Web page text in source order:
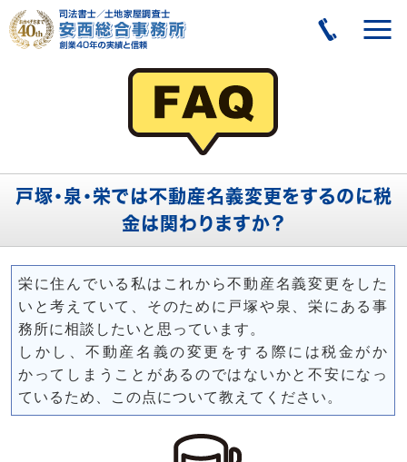
戸塚・泉・栄では不動産名義変更をするのに税
金は関わりますか？
栄に住んでいる私はこれから不動産名義変更をした
いと考えていて、そのために戸塚や泉、栄にある事
務所に相談したいと思っています。
しかし、不動産名義の変更をする際には税金がか
かってしまうことがあるのではないかと不安になっ
ているため、この点について教えてください。